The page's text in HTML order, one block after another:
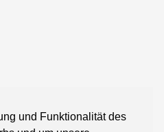
und Funktionalität des